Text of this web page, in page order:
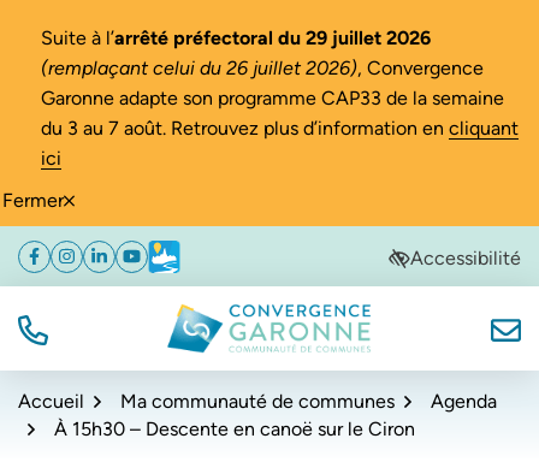
Fermer
Suite à l’arrêté préfectoral du 29 juillet 2026
(remplaçant celui du 26 juillet 2026), Convergence
Garonne adapte son programme CAP33 de la semaine
du 3 au 7 août. Retrouvez plus d’information en cliquant
ici
Aller
navigation
Aller
au
Aller
au
de
Facebook
(ouverture dans un nouvel onglet)
Instagram
(ouverture dans un nouvel onglet)
Linkedin
(ouverture dans un nouvel onglet)
YouTube
(ouverture dans un nouvel onglet)
Météo
(ouverture dans un nouvel onglet)Accessibilité
TÉL. Convergence Garonne
Accueil Ma communauté de communes
Agenda
À 15h30 – Descente en canoë sur le Ciron